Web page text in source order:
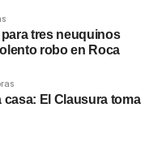
tres neuquinos
robo en Roca
casa: El Clausura toma